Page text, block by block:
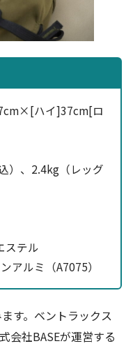
ハイ]37cm[ロ
）、2.4kg（レッグ
ステル
アルミ（A7075）
す。ベントラックス
会社BASEが運営する